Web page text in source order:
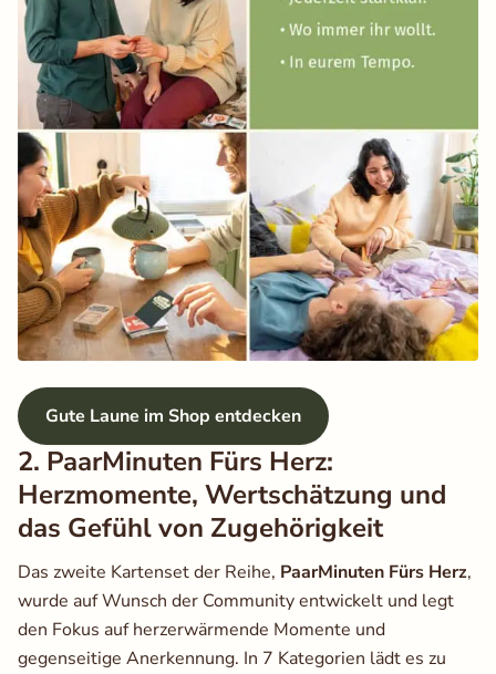
Gute Laune im Shop entdecken
2. PaarMinuten Fürs Herz:
Herzmomente, Wertschätzung und
das Gefühl von Zugehörigkeit
Das zweite Kartenset der Reihe, PaarMinuten Fürs Herz,
wurde auf Wunsch der Community entwickelt und legt
den Fokus auf herzerwärmende Momente und
gegenseitige Anerkennung. In 7 Kategorien lädt es zu